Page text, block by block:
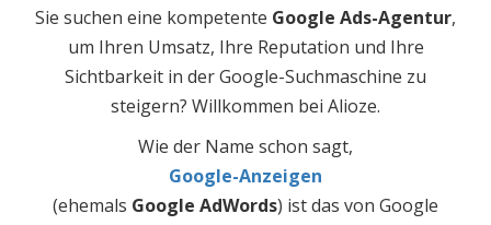
Sie suchen eine kompetente Google Ads-Agentur,
um Ihren Umsatz, Ihre Reputation und Ihre
Sichtbarkeit in der Google-Suchmaschine zu
steigern? Willkommen bei Alioze.
Wie der Name schon sagt,
Google-Anzeigen
(ehemals Google AdWords) ist das von Google